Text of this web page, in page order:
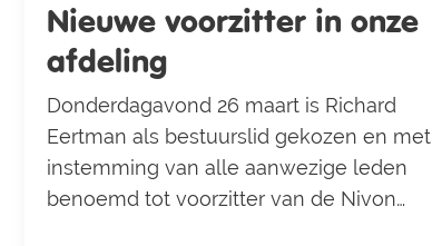
Nieuwe voorzitter in onze
afdeling
Donderdagavond 26 maart is Richard
Eertman als bestuurslid gekozen en met
instemming van alle aanwezige leden
benoemd tot voorzitter van de Nivon